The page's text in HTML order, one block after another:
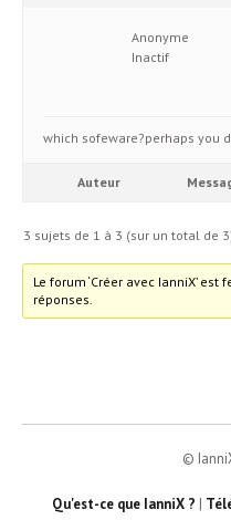
Anonyme
Inactif
which sofeware?perhaps you
Auteur
3 sujets de 1 à 3 (sur un total de
Le forum ‘Créer avec IanniX’
réponses.
©
Qu'est-ce que IanniX ? |